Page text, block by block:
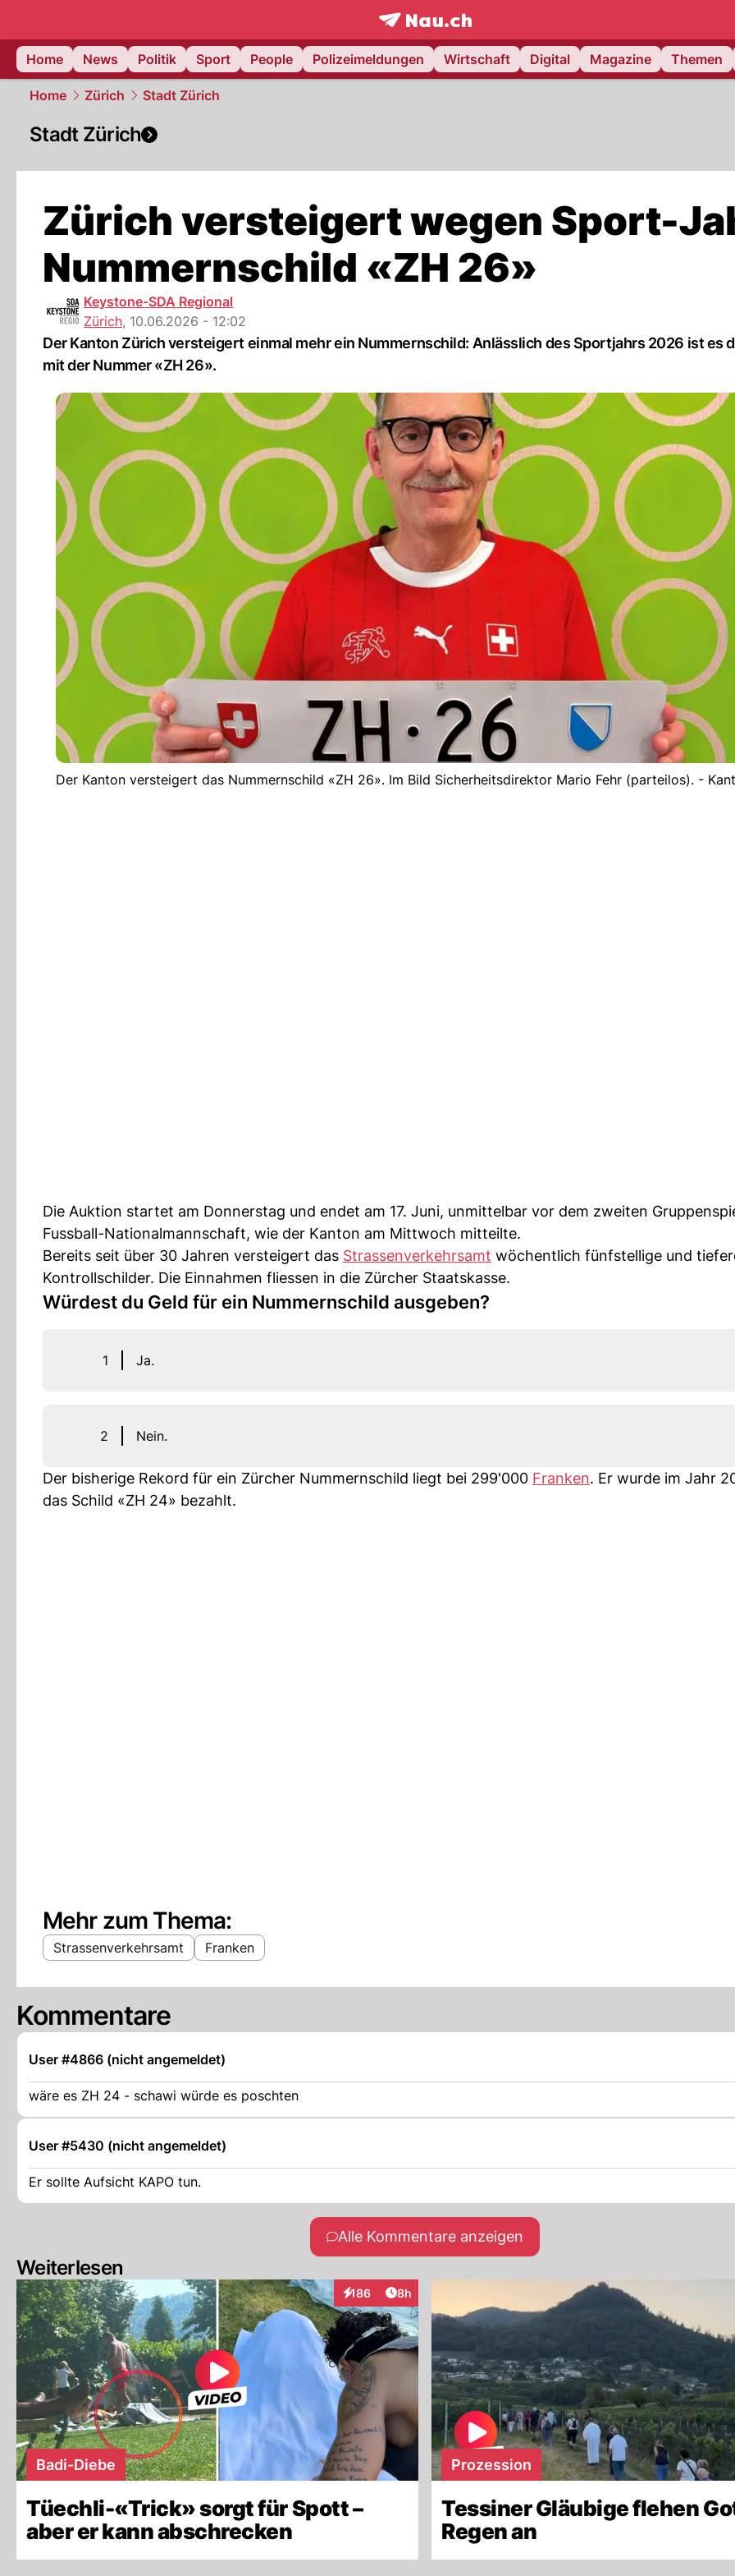
frontpage.NAU.ch
Home
News Politik Sport People Polizeimeldungen Wirtschaft Digital Magazine Themen
Home Zürich Stadt Zürich
Stadt Zürich
Zürich versteigert wegen Sport-
Nummernschild «ZH 26»
Keystone-SDA Regional
Zürich, 10.06.2026 - 12:02
Der Kanton Zürich versteigert einmal mehr ein Nummernschild: Anlässlich des Sportjahrs 2026 ist es
mit der Nummer «ZH 26».
Der Kanton versteigert das Nummernschild «ZH 26». Im Bild Sicherheitsdirektor Mario Fehr (parteilos). -
Die Auktion startet am Donnerstag und endet am 17. Juni, unmittelbar vor dem zweiten
Fussball-Nationalmannschaft, wie der Kanton am Mittwoch mitteilte.
Bereits seit über 30 Jahren versteigert das Strassenverkehrsamt wöchentlich fünfstellige und
Kontrollschilder. Die Einnahmen fliessen in die Zürcher Staatskasse.
Würdest du Geld für ein Nummernschild ausgeben?
1 Ja.
2 Nein.
Der bisherige Rekord für ein Zürcher Nummernschild liegt bei 299'000 Franken. Er wurde im Jahr
das Schild «ZH 24» bezahlt.
Mehr zum Thema:
Strassenverkehrsamt Franken
Kommentare
User #4866 (nicht angemeldet)
wäre es ZH 24 - schawi würde es poschten
User #5430 (nicht angemeldet)
Er sollte Aufsicht KAPO tun.
Alle Kommentare anzeigen
Weiterlesen
186
InteraktionenArtikel veröffentlicht:
8h
Badi-Diebe
Tüechli-«Trick» sorgt für Spott –
aber er kann abschrecken
Prozession
Tessiner Gläubige flehen
Regen an